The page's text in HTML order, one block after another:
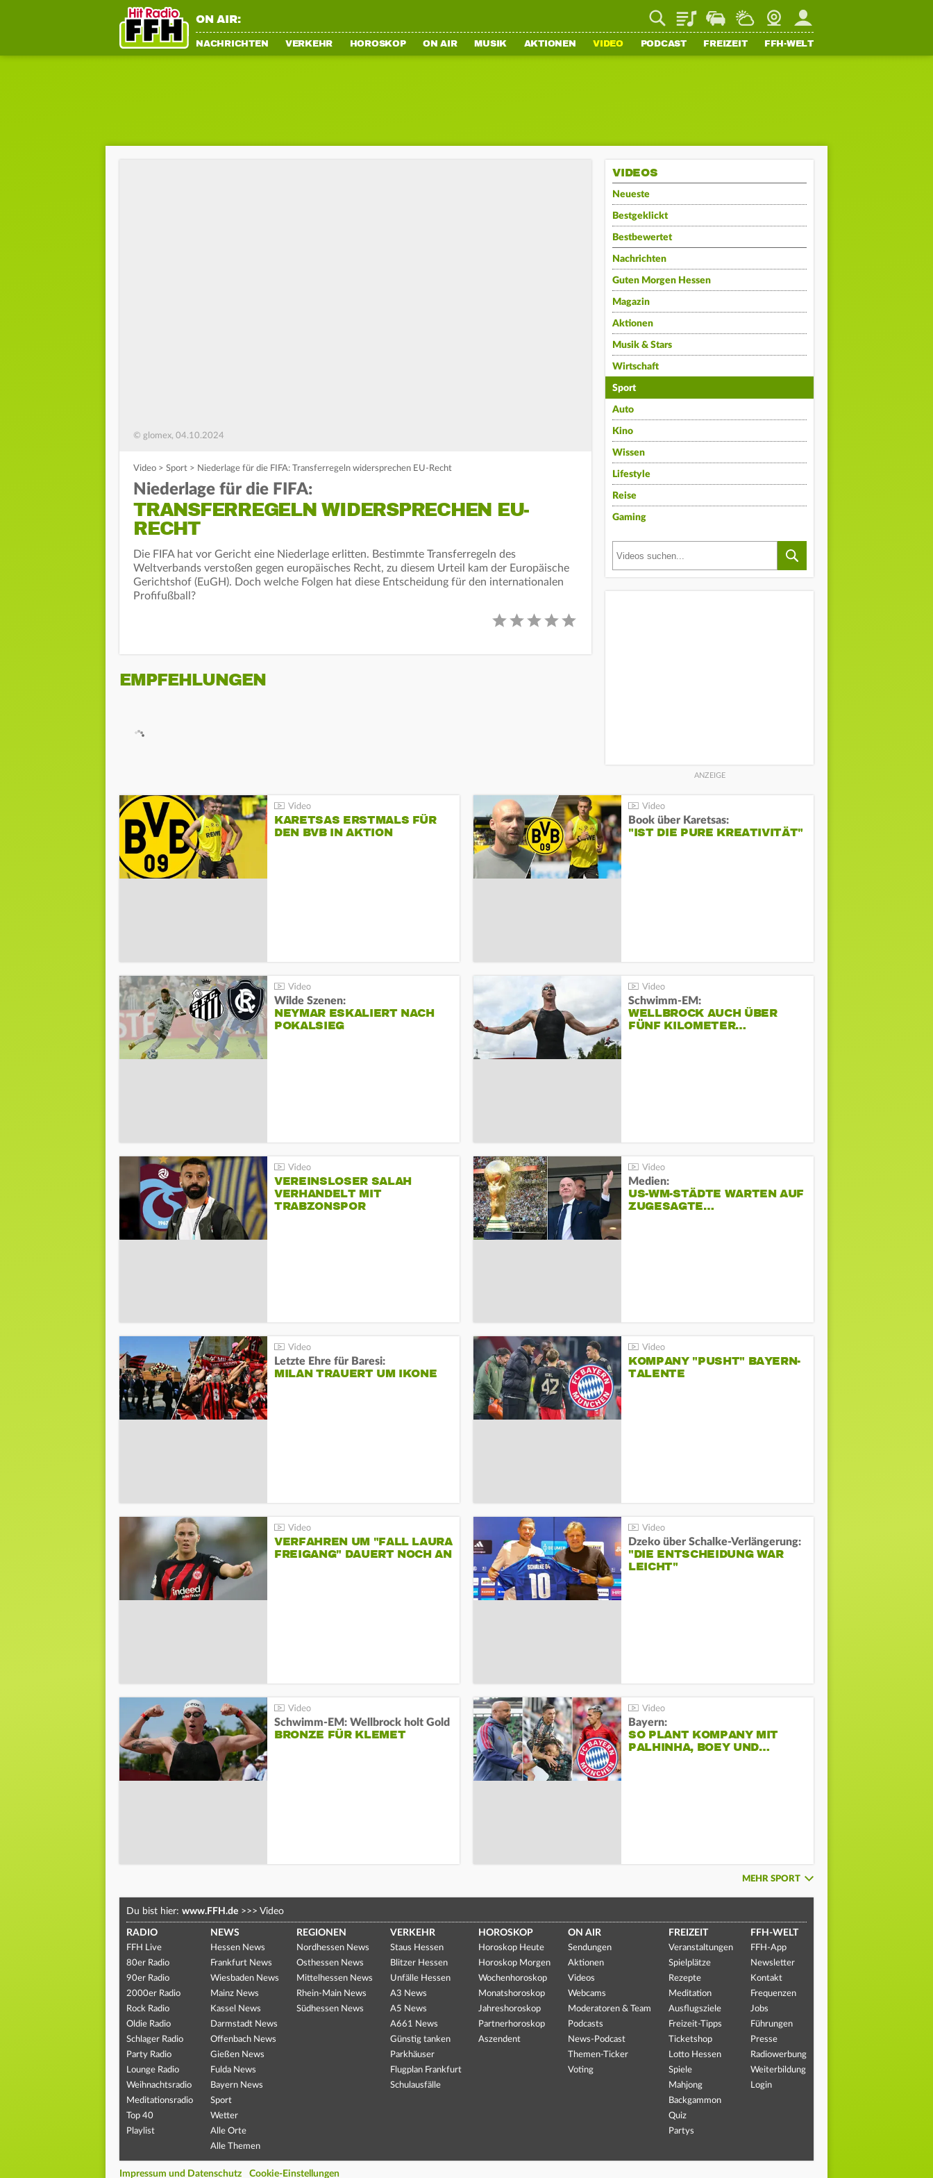
ON AIR: PlaylistStaupilotWetterWebcamMein FFH
NACHRICHTEN VERKEHR HOROSKOP ON AIR MUSIK AKTIONEN VIDEO PODCAST FREIZEIT FFH-WELT
© glomex, 04.10.2024
Video > Sport > Niederlage für die FIFA: Transferregeln widersprechen EU-Recht
Niederlage für die FIFA:
TRANSFERREGELN WIDERSPRECHEN EU-
RECHT
Die FIFA hat vor Gericht eine Niederlage erlitten. Bestimmte Transferregeln des
Weltverbands verstoßen gegen europäisches Recht, zu diesem Urteil kam der Europäische
Gerichtshof (EuGH). Doch welche Folgen hat diese Entscheidung für den internationalen
Profifußball?
EMPFEHLUNGEN
VIDEOS
Neueste
Bestgeklickt
Bestbewertet
Nachrichten
Guten Morgen Hessen
Magazin
Aktionen
Musik & Stars
Wirtschaft
Sport
Auto
Kino
Wissen
Lifestyle
Reise
Gaming
KARETSAS ERSTMALS FÜR
DEN BVB IN AKTION
Book über Karetsas:
"IST DIE PURE KREATIVITÄT"
Wilde Szenen:
NEYMAR ESKALIERT NACH
POKALSIEG
Schwimm-EM:
WELLBROCK AUCH ÜBER
FÜNF KILOMETER…
VEREINSLOSER SALAH
VERHANDELT MIT
TRABZONSPOR
Medien:
US-WM-STÄDTE WARTEN AUF
ZUGESAGTE…
Letzte Ehre für Baresi:
MILAN TRAUERT UM IKONE
KOMPANY "PUSHT" BAYERN-
TALENTE
VERFAHREN UM "FALL LAURA
FREIGANG" DAUERT NOCH AN
Dzeko über Schalke-Verlängerung:
"DIE ENTSCHEIDUNG WAR
LEICHT"
Schwimm-EM: Wellbrock holt Gold
BRONZE FÜR KLEMET
Bayern:
SO PLANT KOMPANY MIT
PALHINHA, BOEY UND…
MEHR SPORT
Du bist hier: www.FFH.de >>> Video
RADIO
FFH Live
80er Radio
90er Radio
2000er Radio
Rock Radio
Oldie Radio
Schlager Radio
Party Radio
Lounge Radio
Weihnachtsradio
Meditationsradio
Top 40
Playlist
NEWS
Hessen News
Frankfurt News
Wiesbaden News
Mainz News
Kassel News
Darmstadt News
Offenbach News
Gießen News
Fulda News
Bayern News
Sport
Wetter
Alle Orte
Alle Themen
REGIONEN
Nordhessen News
Osthessen News
Mittelhessen News
Rhein-Main News
Südhessen News
VERKEHR
Staus Hessen
Blitzer Hessen
Unfälle Hessen
A3 News
A5 News
A661 News
Günstig tanken
Parkhäuser
Flugplan Frankfurt
Schulausfälle
HOROSKOP
Horoskop Heute
Horoskop Morgen
Wochenhoroskop
Monatshoroskop
Jahreshoroskop
Partnerhoroskop
Aszendent
ON AIR
Sendungen
Aktionen
Videos
Webcams
Moderatoren & Team
Podcasts
News-Podcast
Themen-Ticker
Voting
FREIZEIT
Veranstaltungen
Spielplätze
Rezepte
Meditation
Ausflugsziele
Freizeit-Tipps
Ticketshop
Lotto Hessen
Spiele
Mahjong
Backgammon
Quiz
Partys
FFH-WELT
FFH-App
Newsletter
Kontakt
Frequenzen
Jobs
Führungen
Presse
Radiowerbung
Weiterbildung
Login
Impressum und Datenschutz Cookie-Einstellungen